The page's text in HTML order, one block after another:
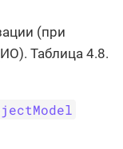
(при
Таблица 4.8.